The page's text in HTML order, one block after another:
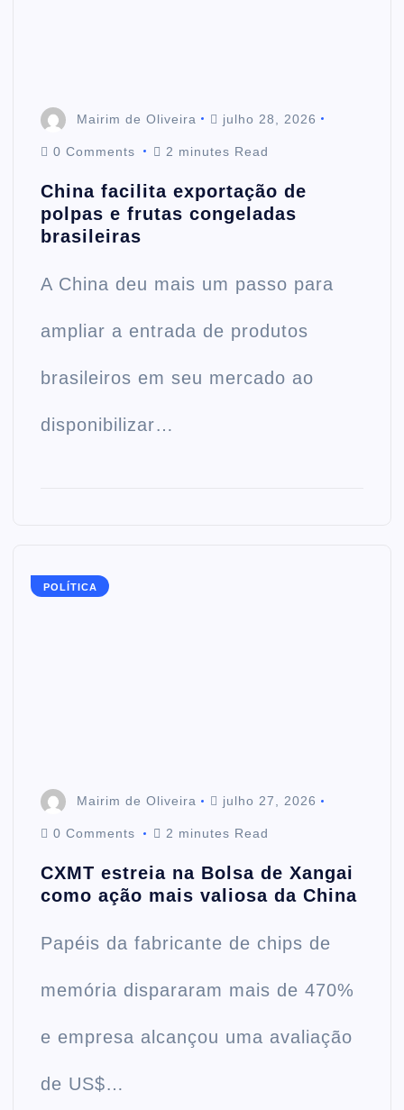
Mairim de Oliveira julho 28, 2026
0 Comments 2 minutes Read
China facilita exportação de
polpas e frutas congeladas
brasileiras
A China deu mais um passo para
ampliar a entrada de produtos
brasileiros em seu mercado ao
disponibilizar…
POLÍTICA
Mairim de Oliveira julho 27, 2026
0 Comments 2 minutes Read
CXMT estreia na Bolsa de Xangai
como ação mais valiosa da China
Papéis da fabricante de chips de
memória dispararam mais de 470%
e empresa alcançou uma avaliação
de US$…